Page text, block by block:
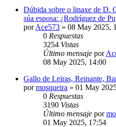
Dúbida sobre o linaxe de D.
súa esposa: ¿Rodríguez de
porAce573 » 08 May 2025,
0 Respuestas
3254 Vistas
Último mensaje por
08 May 2025, 14:00
Gallo de Leiras, Reinante,
pormosqueira » 01 May
0 Respuestas
3190 Vistas
Último mensaje por
01 May 2025, 17:54